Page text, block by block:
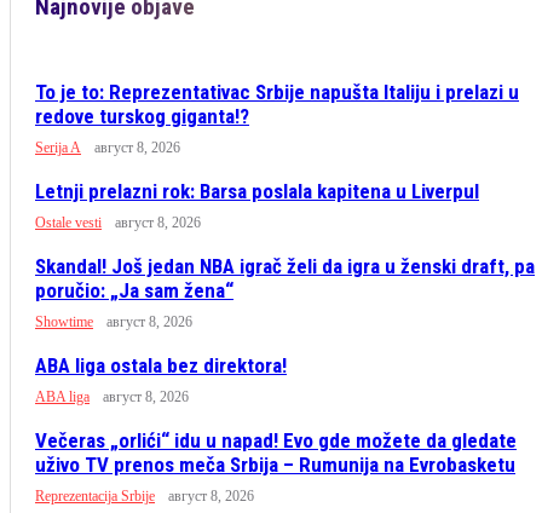
Najnovije objave
To je to: Reprezentativac Srbije napušta Italiju i prelazi u
redove turskog giganta!?
Serija A август 8, 2026
Letnji prelazni rok: Barsa poslala kapitena u Liverpul
Ostale vesti август 8, 2026
Skandal! Još jedan NBA igrač želi da igra u ženski draft, pa
poručio: „Ja sam žena“
Showtime август 8, 2026
ABA liga ostala bez direktora!
ABA liga август 8, 2026
Večeras „orlići“ idu u napad! Evo gde možete da gledate
uživo TV prenos meča Srbija – Rumunija na Evrobasketu
Reprezentacija Srbije август 8, 2026